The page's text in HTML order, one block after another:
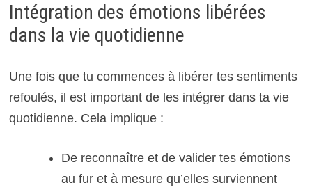
Intégration des émotions libérées
dans la vie quotidienne
Une fois que tu commences à libérer tes sentiments
refoulés, il est important de les intégrer dans ta vie
quotidienne. Cela implique :
De reconnaître et de valider tes émotions
au fur et à mesure qu’elles surviennent